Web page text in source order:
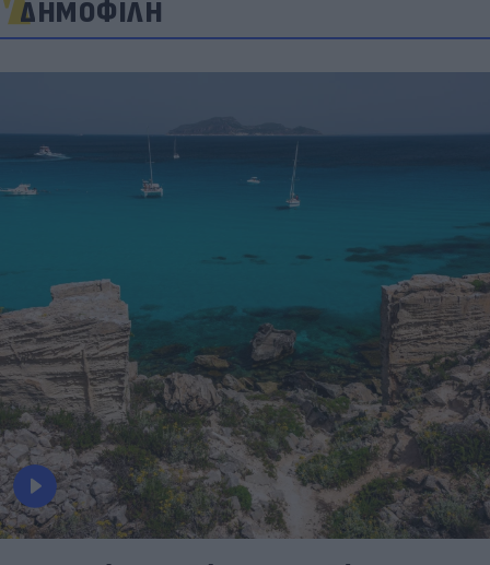
ΔΗΜΟΦΙΛΗ